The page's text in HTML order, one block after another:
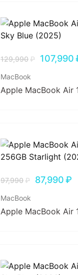
129,990₽ 107,990
MacBook
Apple MacBook Air
97,990₽ 87,990₽
MacBook
Apple MacBook Air